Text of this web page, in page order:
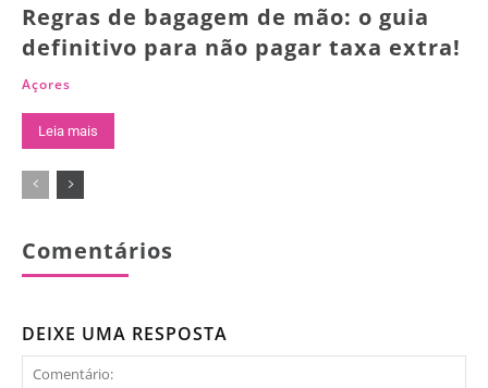
Regras de bagagem de mão: o guia
definitivo para não pagar taxa extra!
Açores
Leia mais
Comentários
DEIXE UMA RESPOSTA